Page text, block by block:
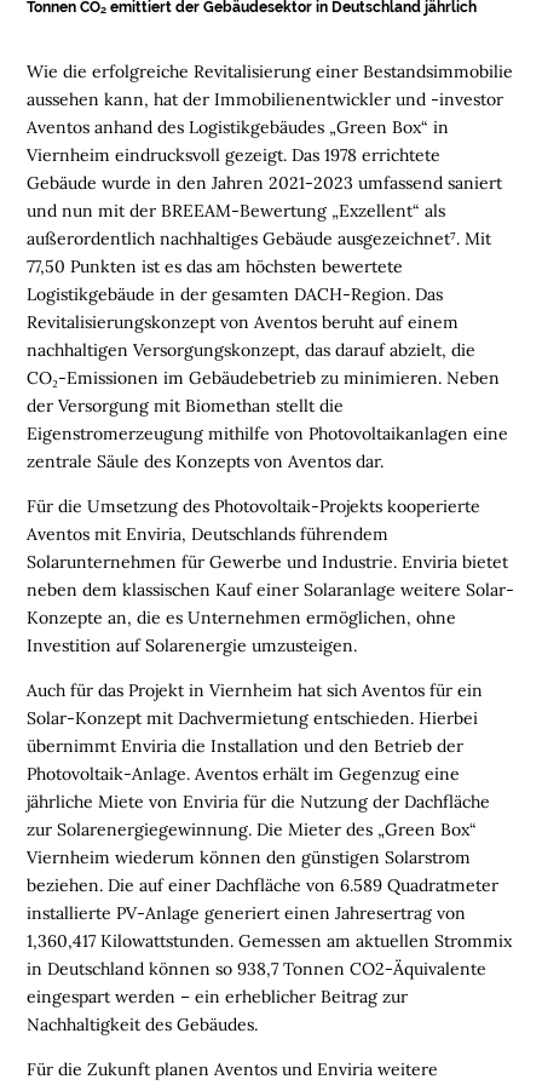
N
S
H
N
A
C
H
H
A
L
T
I
G
K
E
I
T
U
N
T
E
R
N
E
H
M
E
N
W
E
Wie die erfolgreiche Revitalisierung einer Bestandsimmobilie
aussehen kann, hat der Immobilienentwickler und -investor
Aventos anhand des Logistikgebäudes „Green Box“ in
Viernheim eindrucksvoll gezeigt. Das 1978 errichtete
Gebäude wurde in den Jahren 2021-2023 umfassend saniert
und nun mit der BREEAM-Bewertung „Exzellent“ als
außerordentlich nachhaltiges Gebäude ausgezeichnet⁷. Mit
77,50 Punkten ist es das am höchsten bewertete
Logistikgebäude in der gesamten DACH-Region. Das
Revitalisierungskonzept von Aventos beruht auf einem
nachhaltigen Versorgungskonzept, das darauf abzielt, die
CO₂-Emissionen im Gebäudebetrieb zu minimieren. Neben
der Versorgung mit Biomethan stellt die
Eigenstromerzeugung mithilfe von Photovoltaikanlagen eine
zentrale Säule des Konzepts von Aventos dar.
Für die Umsetzung des Photovoltaik-Projekts kooperierte
Aventos mit Enviria, Deutschlands führendem
Solarunternehmen für Gewerbe und Industrie. Enviria bietet
neben dem klassischen Kauf einer Solaranlage weitere Solar-
Konzepte an, die es Unternehmen ermöglichen, ohne
Investition auf Solarenergie umzusteigen.
Auch für das Projekt in Viernheim hat sich Aventos für ein
Solar-Konzept mit Dachvermietung entschieden. Hierbei
übernimmt Enviria die Installation und den Betrieb der
Photovoltaik-Anlage. Aventos erhält im Gegenzug eine
jährliche Miete von Enviria für die Nutzung der Dachfläche
zur Solarenergiegewinnung. Die Mieter des „Green Box“
Viernheim wiederum können den günstigen Solarstrom
beziehen. Die auf einer Dachfläche von 6.589 Quadratmeter
installierte PV-Anlage generiert einen Jahresertrag von
1,360,417 Kilowattstunden. Gemessen am aktuellen Strommix
in Deutschland können so 938,7 Tonnen CO2-Äquivalente
eingespart werden – ein erheblicher Beitrag zur
Nachhaltigkeit des Gebäudes.
Für die Zukunft planen Aventos und Enviria weitere
Tonnen CO₂ emittiert der Gebäudesektor in Deutschland jährlich